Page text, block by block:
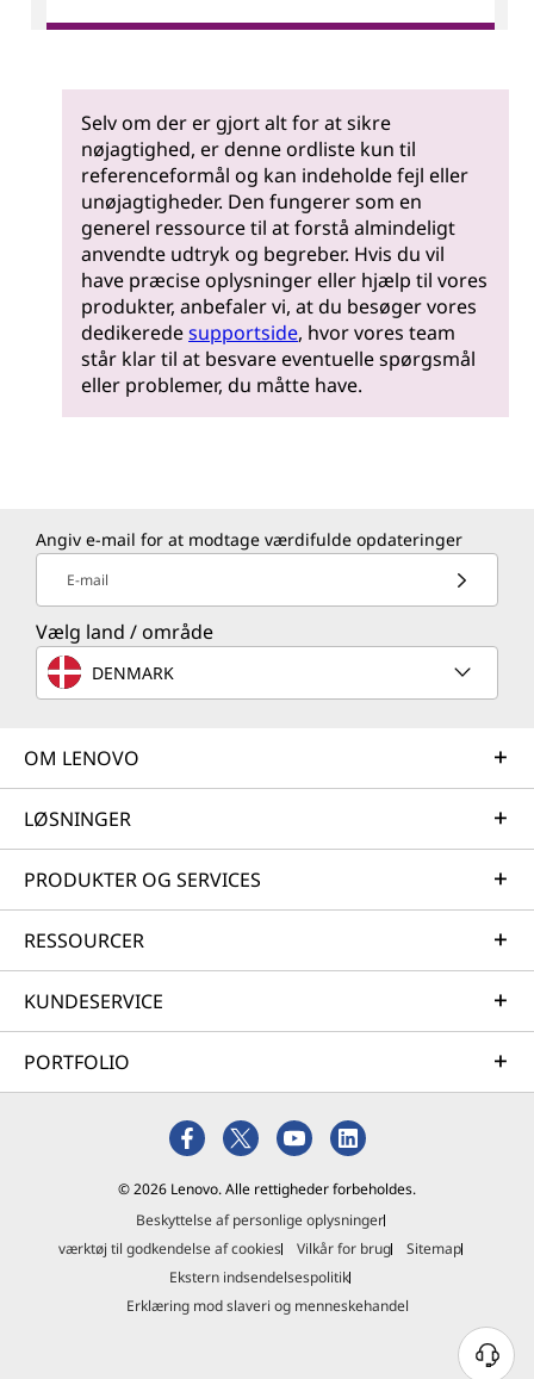
Selv om der er gjort alt for at sikre
nøjagtighed, er denne ordliste kun til
referenceformål og kan indeholde fejl eller
unøjagtigheder. Den fungerer som en
generel ressource til at forstå almindeligt
anvendte udtryk og begreber. Hvis du vil
have præcise oplysninger eller hjælp til vores
produkter, anbefaler vi, at du besøger vores
dedikeredesupportside, hvor vores team
står klar til at besvare eventuelle spørgsmål
eller problemer, du måtte have.
Angiv e-mail for at modtage værdifulde opdateringer
E-mail
Vælg land / område
DENMARK
OM LENOVO
LØSNINGER
PRODUKTER OG SERVICES
RESSOURCER
KUNDESERVICE
PORTFOLIO
© 2026 Lenovo. Alle rettigheder forbeholdes.
Beskyttelse af personlige oplysninger
værktøj til godkendelse af cookies
Vilkår for brug
Sitemap
Ekstern indsendelsespolitik
Erklæring mod slaveri og menneskehandel